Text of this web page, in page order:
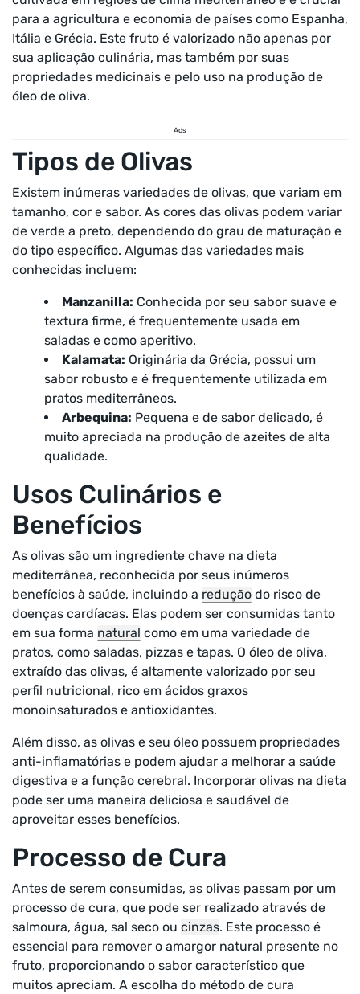
para a agricultura e economia de países como Espanha,
Itália e Grécia. Este fruto é valorizado não apenas por
sua aplicação culinária, mas também por suas
propriedades medicinais e pelo uso na produção de
óleo de oliva.
Ads
Tipos de Olivas
Existem inúmeras variedades de olivas, que variam em
tamanho, cor e sabor. As cores das olivas podem variar
de verde a preto, dependendo do grau de maturação e
do tipo específico. Algumas das variedades mais
conhecidas incluem:
Manzanilla: Conhecida por seu sabor suave e
textura firme, é frequentemente usada em
saladas e como aperitivo.
Kalamata: Originária da Grécia, possui um
sabor robusto e é frequentemente utilizada em
pratos mediterrâneos.
Arbequina: Pequena e de sabor delicado, é
muito apreciada na produção de azeites de alta
qualidade.
Usos Culinários e
Benefícios
As olivas são um ingrediente chave na dieta
mediterrânea, reconhecida por seus inúmeros
benefícios à saúde, incluindo a redução do risco de
doenças cardíacas. Elas podem ser consumidas tanto
em sua forma natural como em uma variedade de
pratos, como saladas, pizzas e tapas. O óleo de oliva,
extraído das olivas, é altamente valorizado por seu
perfil nutricional, rico em ácidos graxos
monoinsaturados e antioxidantes.
Além disso, as olivas e seu óleo possuem propriedades
anti-inflamatórias e podem ajudar a melhorar a saúde
digestiva e a função cerebral. Incorporar olivas na dieta
pode ser uma maneira deliciosa e saudável de
aproveitar esses benefícios.
Processo de Cura
Antes de serem consumidas, as olivas passam por um
processo de cura, que pode ser realizado através de
salmoura, água, sal seco ou cinzas. Este processo é
essencial para remover o amargor natural presente no
fruto, proporcionando o sabor característico que
muitos apreciam. A escolha do método de cura